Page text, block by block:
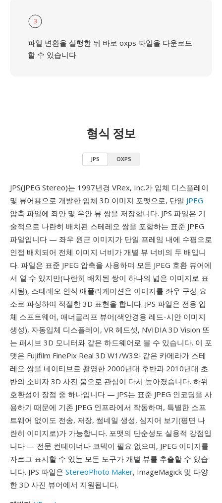
3
파일 변환을 실행한 뒤 바로 oxps 파일을 다운로드
할 수 있습니다
형식 정보
JPS OXPS
JPS(JPEG Stereo)는 1997년경 VRex, Inc.가 입체 디스플레이
및 뷰어용으로 개발한 입체 3D 이미지 포맷으로, 단일 JPEG
압축 파일에 좌안 및 우안 뷰 쌍을 저장합니다. JPS 파일은 기
술적으로 나란히 배치된 스테레오 쌍을 포함하는 표준 JPEG
파일입니다 — 좌우 원근 이미지가 단일 프레임 내에 수평으로
인접 배치되어 전체 이미지 너비가 개별 뷰 너비의 두 배입니
다. 파일은 표준 JPEG 압축을 사용하며 모든 JPEG 호환 뷰어에
서 열 수 있지만(나란히 배치된 쌍이 하나의 넓은 이미지로 표
시됨), 스테레오 인식 애플리케이션은 이미지를 좌우 구성 요
소로 파싱하여 적절한 3D 표현을 합니다. JPS 파일은 전용 입
체 소프트웨어, 애너글리프 뷰어(색안경용 레드-시안 이미지
생성), 자동입체 디스플레이, VR 헤드셋, NVIDIA 3D Vision 또
는 패시브 3D 모니터와 같은 하드웨어로 볼 수 있습니다. 이 포
맷은 Fujifilm FinePix Real 3D W1/W3와 같은 카메라가 스테
레오 쌍을 네이티브로 촬영한 2000년대 후반과 2010년대 초
반의 소비자 3D 사진 붐으로 관심이 다시 높아졌습니다. 하위
호환성이 장점 중 하나입니다 — JPS는 표준 JPEG 인코딩을 사
용하기 때문에 기존 JPEG 인프라에서 작동하며, 특별한 소프
트웨어 없이도 전송, 저장, 썸네일 생성, 심지어 보기(평면 나
란히 이미지로)가 가능합니다. 포맷의 단순성도 실용적 강점입
니다 — 전문 컨테이너나 코덱이 필요 없으며, JPEG 이미지를
자르고 표시할 수 있는 모든 도구가 개별 뷰를 추출할 수 있습
니다. JPS 파일은 StereoPhoto Maker, ImageMagick 및 다양
한 3D 사진 뷰어에서 지원됩니다.